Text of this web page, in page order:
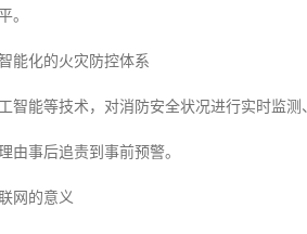
。
能化的火灾防控体系
智能等技术，对消防安全状况进行实时监
由事后追责到事前预警。
网的意义